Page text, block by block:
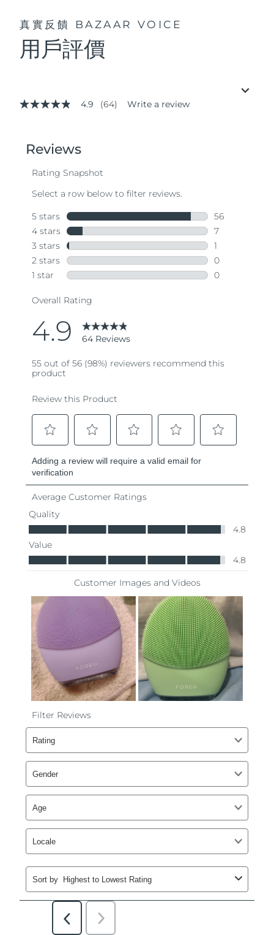
真實反饋 BAZAAR VOICE
用戶評價
4.9
stars,
average
value.
Same
page
link.
4.9 (64) Write a review